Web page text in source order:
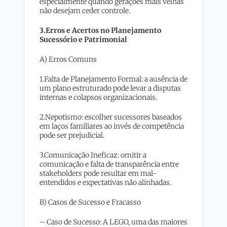
não desejam ceder controle.
3.Erros e Acertos no Planejamento
Sucessório e Patrimonial
A) Erros Comuns
1.Falta de Planejamento Formal: a ausência de
um plano estruturado pode levar a disputas
internas e colapsos organizacionais.
2.Nepotismo: escolher sucessores baseados
em laços familiares ao invés de competência
pode ser prejudicial.
3.Comunicação Ineficaz: omitir a
comunicação e falta de transparência entre
stakeholders pode resultar em mal-
entendidos e expectativas não alinhadas.
B) Casos de Sucesso e Fracasso
– Caso de Sucesso: A LEGO, uma das maiores